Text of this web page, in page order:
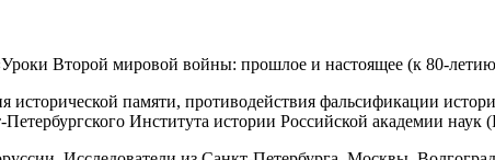
Второй мировой войны: прошлое и настоящее (к 80-
исторической памяти, противодействия фальсификации
Института истории Российской академии наук